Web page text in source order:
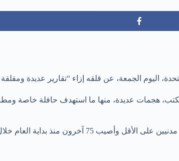
عن قلقه إزاء “تقارير عديدة ومقلقة بشدة” عن ضربات جوية في